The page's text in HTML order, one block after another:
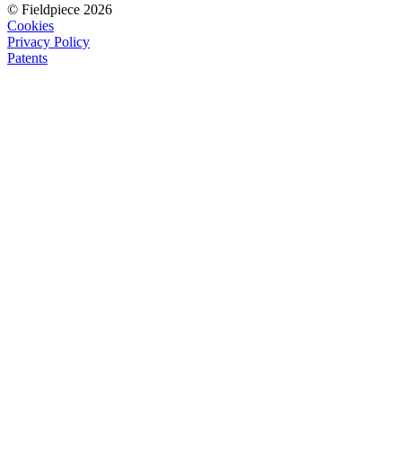
© Fieldpiece 2026
Cookies
Privacy Policy
Patents